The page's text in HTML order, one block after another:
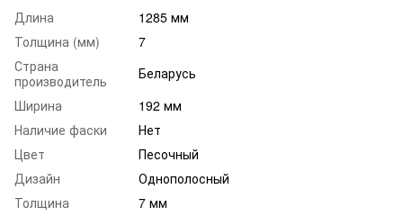
Длина
1285 мм
Толщина (мм)
7
Страна
производитель
Беларусь
Ширина
192 мм
Наличие фаски
Нет
Цвет
Песочный
Дизайн
Однополосный
Толщина
7 мм